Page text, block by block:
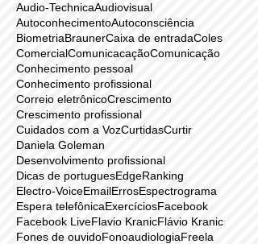
Procurar por tags
Active Mk2Alesis M1Aquecimento Vocal
Audio-TechnicaAudiovisual
AutoconhecimentoAutoconsciência
BiometriaBraunerCaixa de entrada
ComercialComunicacaçãoComunicação
Conhecimento pessoal
Conhecimento profissional
Correio eletrônico
Crescimento profissional
Cuidados com a VozCurtidasCurtir
Daniela Goleman
Desenvolvimento profissional
Dicas de portuguesEdgeRanking
Electro-VoiceEmailErrosEspectrograma